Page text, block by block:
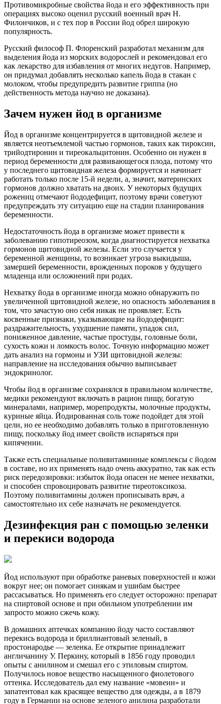
Противомикробные свойства йода и его эффективность при
операциях высоко оценил русский военный врач Н.
Филончиков, и с тех пор в России йод обрел широкую
популярность.
Русский философ П. Флоренский разработал механизм для
выделения йода из морских водорослей и рекомендовал его
как лекарство для избавления от многих недугов. Например,
он придумал добавлять несколько капель йода в стакан с
молоком, чтобы предупредить развитие гриппа (но
действенность метода научно не доказана).
Зачем нужен йод в организме
Йод в организме концентрируется в щитовидной железе и
является неотъемлемой частью гормонов, таких как тироксин,
трийодтиронин и тиреокальцитонин. Особенно он нужен в
период беременности для развивающегося плода, потому что
у последнего щитовидная железа формируется и начинает
работать только после 15-й недели, а, значит, материнских
гормонов должно хватать на двоих. У некоторых будущих
рожениц отмечают йододефицит, поэтому врачи советуют
предупреждать эту ситуацию еще на стадии планирования
беременности.
Недостаточность йода в организме может привести к
заболеванию гипотиреозом, когда диагностируется нехватка
гормонов щитовидной железы. Если это случается у
беременной женщины, то возникает угроза выкидыша,
замершей беременности, врожденных пороков у будущего
младенца или осложнений при родах.
Нехватку йода в организме иногда можно обнаружить по
увеличенной щитовидной железе, но опасность заболевания в
том, что зачастую оно себя никак не проявляет. Есть
косвенные признаки, указывающие на йододефицит:
раздражительность, ухудшение памяти, упадок сил,
пониженное давление, частые простуды, головные боли,
сухость кожи и ломкость волос. Точную информацию может
дать анализ на гормоны и УЗИ щитовидной железы:
направление на исследования обычно выписывает
эндокринолог.
Чтобы йод в организме сохранялся в правильном количестве,
медики рекомендуют включать в рацион пищу, богатую
минералами, например, морепродукты, молочные продукты,
куриные яйца. Йодированная соль тоже подойдет для этой
цели, но ее необходимо добавлять только в приготовленную
пищу, поскольку йод имеет свойств испаряться при
кипячении.
Также есть специальные поливитаминные комплексы с йодом
в составе, но их применять надо очень аккуратно, так как есть
риск передозировки: избыток йода опасен не менее нехватки,
и способен спровоцировать развитие тиреотоксикоза.
Поэтому поливитамины должен прописывать врач, а
самостоятельно их себе назначать не рекомендуется.
Дезинфекция ран с помощью зеленки
и перекиси водорода
Йод используют при обработке раневых поверхностей и кожи
вокруг нее; он помогает синякам и ушибам быстрее
рассасываться. Но применять его следует осторожно: препарат
на спиртовой основе и при обильном употреблении им
запросто можно сжечь кожу.
В домашних аптечках компанию йоду часто составляют
перекись водорода и бриллиантовый зеленый, в
простонародье — зеленка. Ее открытие принадлежит
англичанину У. Перкину, который в 1856 году проводил
опыты с анилином и смешал его с этиловым спиртом.
Получилось новое вещество насыщенного фиолетового
оттенка. Исследователь дал ему название «мовеин» и
запатентовал как красящее вещество для одежды, а в 1879
году в Германии на основе зеленого анилина разработали